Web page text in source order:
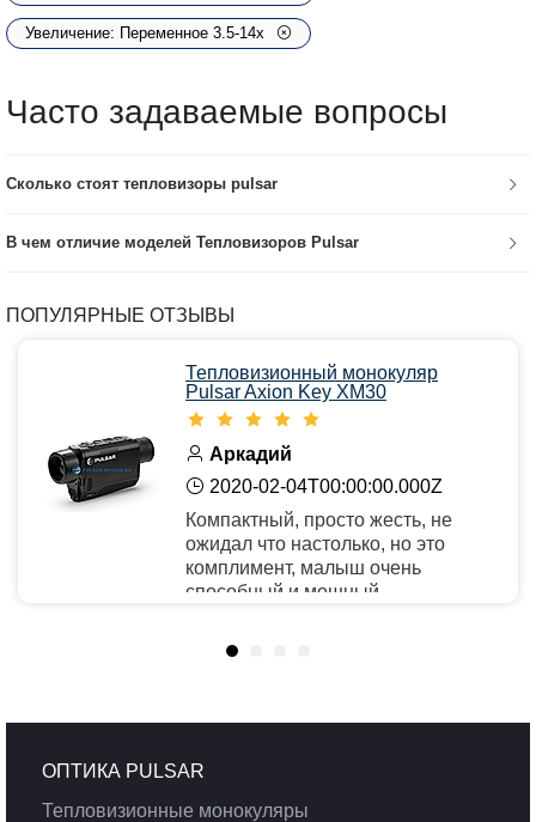
Увеличение: Переменное 3.5-14x
Часто задаваемые вопросы
Сколько стоят тепловизоры pulsar
В чем отличие моделей Тепловизоров Pulsar
ПОПУЛЯРНЫЕ ОТЗЫВЫ
Тепловизионный монокуляр
Pulsar Axion Key XM30
Аркадий
2020-02-04T00:00:00.000Z
Компактный, просто жесть, не
ожидал что настолько, но это
комплимент, малыш очень
способный и мощный.
ОПТИКА PULSAR
Тепловизионные монокуляры